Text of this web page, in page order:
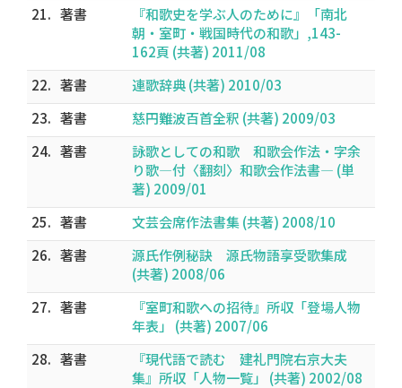
21. 著書
『和歌史を学ぶ人のために』「南北
朝・室町・戦国時代の和歌」,143-
162頁 (共著) 2011/08
22. 著書
連歌辞典 (共著) 2010/03
23. 著書
慈円難波百首全釈 (共著) 2009/03
24. 著書
詠歌としての和歌 和歌会作法・字余
り歌―付〈翻刻〉和歌会作法書― (単
著) 2009/01
25. 著書
文芸会席作法書集 (共著) 2008/10
26. 著書
源氏作例秘訣 源氏物語享受歌集成
(共著) 2008/06
27. 著書
『室町和歌への招待』所収「登場人物
年表」 (共著) 2007/06
28. 著書
『現代語で読む 建礼門院右京大夫
集』所収「人物一覧」 (共著) 2002/08